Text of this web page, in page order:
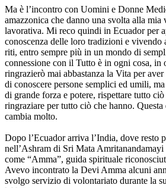
Ma è l’incontro con Uomini e Donne
amazzonica che danno una svolta alla mia
lavorativa. Mi reco quindi in Ecuador per
conoscenza delle loro tradizioni e vivendo
riti, entro sempre più in un mondo di
connessione con il Tutto è in ogni cosa, in
ringrazierò mai abbastanza la Vita per
di conoscere persone semplici ed umili,
di grande forza e potere, rispettare tutto
ringraziare per tutto ciò che hanno.
cambia molto.
Dopo l’Ecuador arriva l’India, dove resto
nell’Ashram di Sri Mata
come “Amma”, guida spirituale
Avevo incontrato la Devi Amma alcuni
svolgo servizio di volontariato durante la